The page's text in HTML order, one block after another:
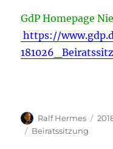
GdP Homepage
https://
Autor
Ralf Hermes
Schlagwörter
Beiratssitzung